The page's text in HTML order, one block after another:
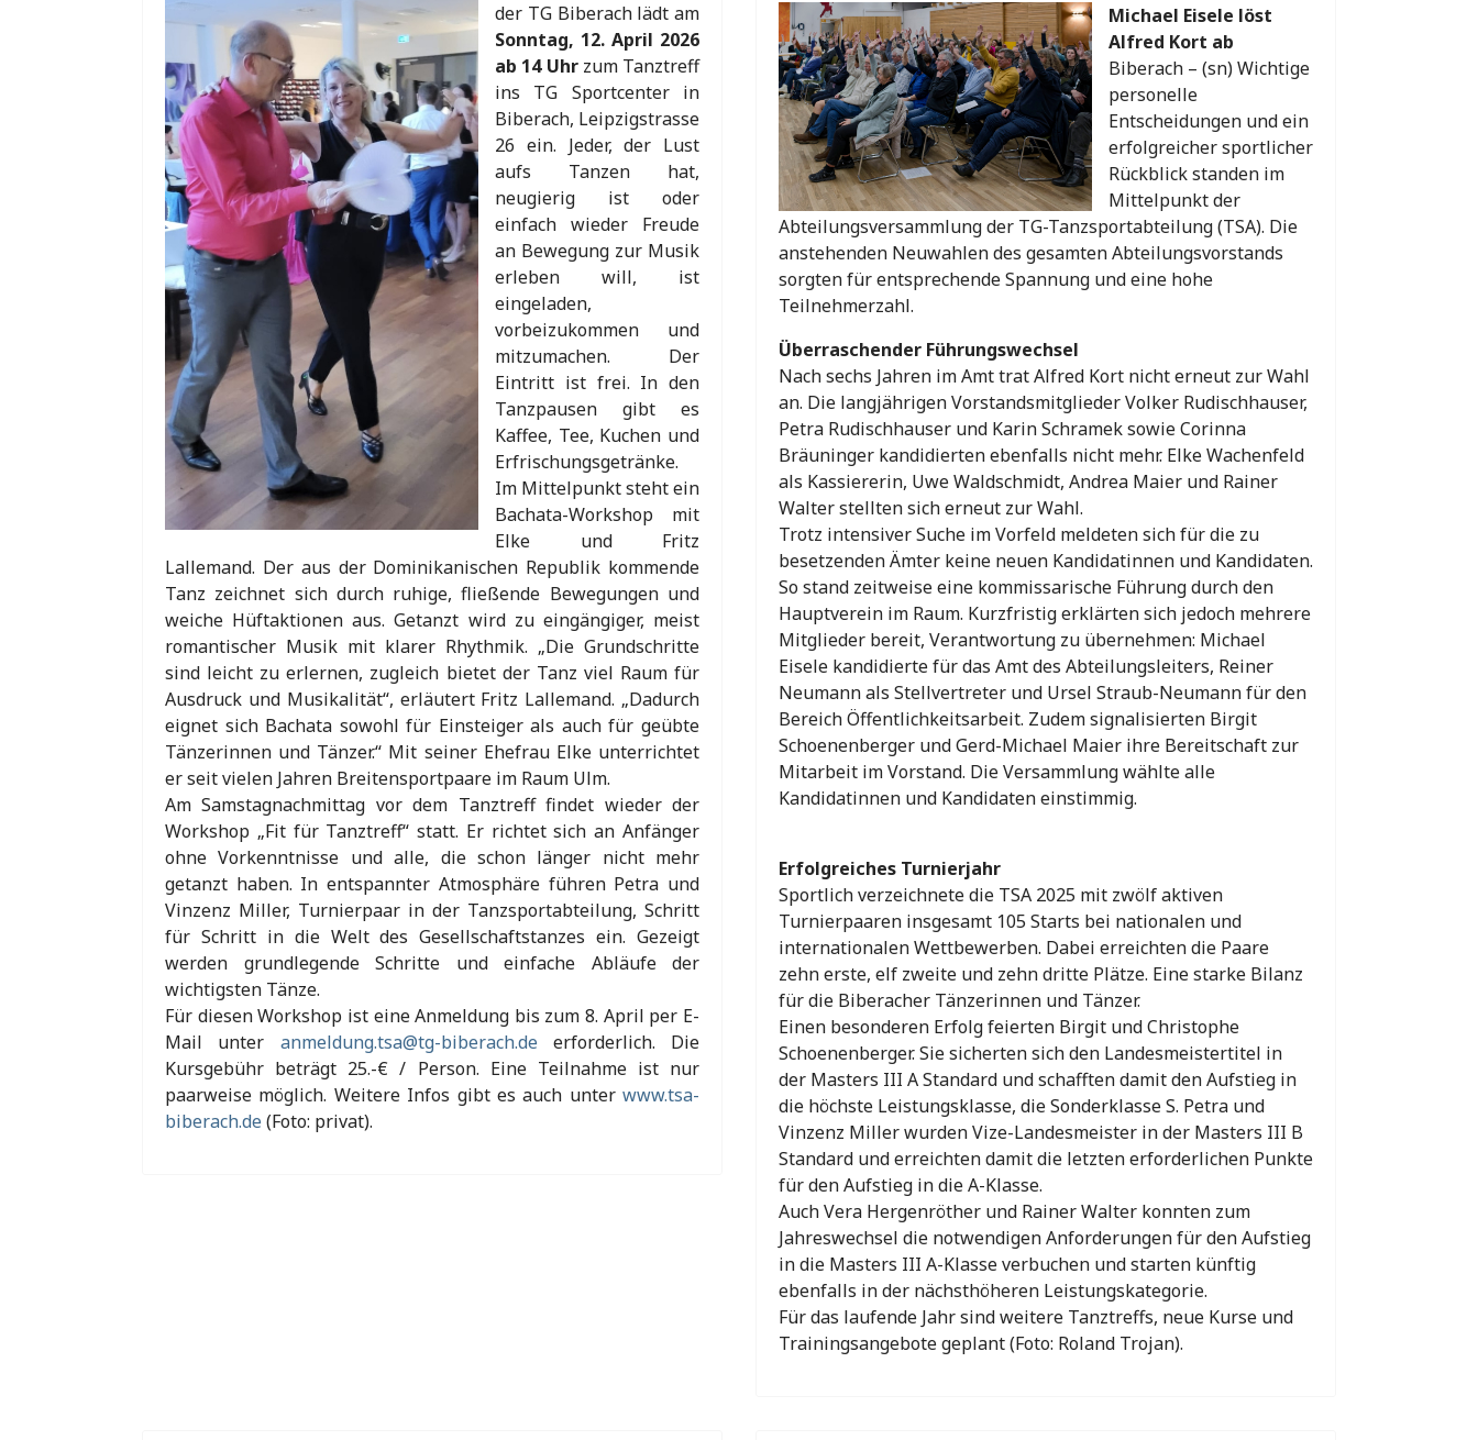
der TG Biberach lädt am
Sonntag, 12. April 2026
ab 14 Uhrzum Tanztreff
ins TG Sportcenter in
Biberach, Leipzigstrasse
26 ein. Jeder, der Lust
aufs Tanzen hat,
neugierig ist oder
einfach wieder Freude
an Bewegung zur Musik
erleben will, ist
eingeladen,
vorbeizukommen und
mitzumachen. Der
Eintritt ist frei. In den
Tanzpausen gibt es
Kaffee, Tee, Kuchen und
Erfrischungsgetränke.
Im Mittelpunkt steht ein
Bachata-Workshop mit
Elke und Fritz
Lallemand. Der aus der Dominikanischen Republik kommende
Tanz zeichnet sich durch ruhige, fließende Bewegungen und
weiche Hüftaktionen aus. Getanzt wird zu eingängiger, meist
romantischer Musik mit klarer Rhythmik. „Die Grundschritte
sind leicht zu erlernen, zugleich bietet der Tanz viel Raum für
Ausdruck und Musikalität“, erläutert Fritz Lallemand. „Dadurch
eignet sich Bachata sowohl für Einsteiger als auch für geübte
Tänzerinnen und Tänzer.“ Mit seiner Ehefrau Elke unterrichtet
er seit vielen Jahren Breitensportpaare im Raum Ulm.
Am Samstagnachmittag vor dem Tanztreff findet wieder der
Workshop „Fit für Tanztreff“ statt. Er richtet sich an Anfänger
ohne Vorkenntnisse und alle, die schon länger nicht mehr
getanzt haben. In entspannter Atmosphäre führen Petra und
Vinzenz Miller, Turnierpaar in der Tanzsportabteilung, Schritt
für Schritt in die Welt des Gesellschaftstanzes ein. Gezeigt
werden grundlegende Schritte und einfache Abläufe der
wichtigsten Tänze.
Für diesen Workshop ist eine Anmeldung bis zum 8. April per E-
Mail unter anmeldung.tsa@tg-biberach.deerforderlich. Die
Kursgebühr beträgt 25.-€ / Person. Eine Teilnahme ist nur
paarweise möglich. Weitere Infos gibt es auch unter www.tsa-
biberach.de(Foto: privat).
Michael Eisele löst
Alfred Kort ab
Biberach – (sn) Wichtige
personelle
Entscheidungen und ein
erfolgreicher sportlicher
Rückblick standen im
Mittelpunkt der
Abteilungsversammlung der TG-Tanzsportabteilung (TSA). Die
anstehenden Neuwahlen des gesamten Abteilungsvorstands
sorgten für entsprechende Spannung und eine hohe
Teilnehmerzahl.
Überraschender Führungswechsel
Nach sechs Jahren im Amt trat Alfred Kort nicht erneut zur Wahl
an. Die langjährigen Vorstandsmitglieder Volker Rudischhauser,
Petra Rudischhauser und Karin Schramek sowie Corinna
Bräuninger kandidierten ebenfalls nicht mehr. Elke Wachenfeld
als Kassiererin, Uwe Waldschmidt, Andrea Maier und Rainer
Walter stellten sich erneut zur Wahl.
Trotz intensiver Suche im Vorfeld meldeten sich für die zu
besetzenden Ämter keine neuen Kandidatinnen und Kandidaten.
So stand zeitweise eine kommissarische Führung durch den
Hauptverein im Raum. Kurzfristig erklärten sich jedoch mehrere
Mitglieder bereit, Verantwortung zu übernehmen: Michael
Eisele kandidierte für das Amt des Abteilungsleiters, Reiner
Neumann als Stellvertreter und Ursel Straub-Neumann für den
Bereich Öffentlichkeitsarbeit. Zudem signalisierten Birgit
Schoenenberger und Gerd-Michael Maier ihre Bereitschaft zur
Mitarbeit im Vorstand. Die Versammlung wählte alle
Kandidatinnen und Kandidaten einstimmig.
Erfolgreiches Turnierjahr
Sportlich verzeichnete die TSA 2025 mit zwölf aktiven
Turnierpaaren insgesamt 105 Starts bei nationalen und
internationalen Wettbewerben. Dabei erreichten die Paare
zehn erste, elf zweite und zehn dritte Plätze. Eine starke Bilanz
für die Biberacher Tänzerinnen und Tänzer.
Einen besonderen Erfolg feierten Birgit und Christophe
Schoenenberger. Sie sicherten sich den Landesmeistertitel in
der Masters III A Standard und schafften damit den Aufstieg in
die höchste Leistungsklasse, die Sonderklasse S. Petra und
Vinzenz Miller wurden Vize-Landesmeister in der Masters III B
Standard und erreichten damit die letzten erforderlichen Punkte
für den Aufstieg in die A-Klasse.
Auch Vera Hergenröther und Rainer Walter konnten zum
Jahreswechsel die notwendigen Anforderungen für den Aufstieg
in die Masters III A-Klasse verbuchen und starten künftig
ebenfalls in der nächsthöheren Leistungskategorie.
Für das laufende Jahr sind weitere Tanztreffs, neue Kurse und
Trainingsangebote geplant (Foto: Roland Trojan).